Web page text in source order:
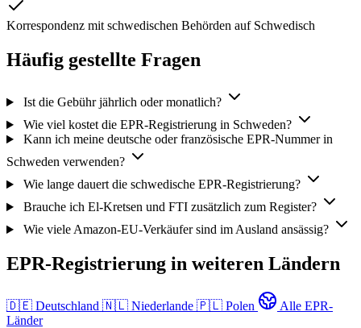
Korrespondenz mit schwedischen Behörden auf Schwedisch
Häufig gestellte Fragen
Ist die Gebühr jährlich oder monatlich?
Wie viel kostet die EPR-Registrierung in Schweden?
Kann ich meine deutsche oder französische EPR-Nummer in
Schweden verwenden?
Wie lange dauert die schwedische EPR-Registrierung?
Brauche ich El-Kretsen und FTI zusätzlich zum Register?
Wie viele Amazon-EU-Verkäufer sind im Ausland ansässig?
EPR-Registrierung in weiteren Ländern
🇩🇪 Deutschland 🇳🇱 Niederlande 🇵🇱 Polen
Alle EPR-
Länder